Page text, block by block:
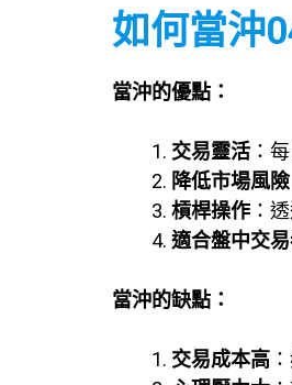
如何當沖
當沖的優點：
交易靈活 ：
降低市場風險
槓桿操作 ：
適合盤中交
當沖的缺點：
交易成本高